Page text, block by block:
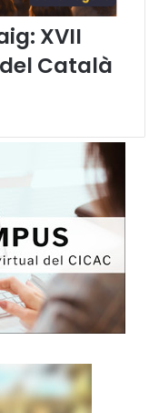
XVII
Català